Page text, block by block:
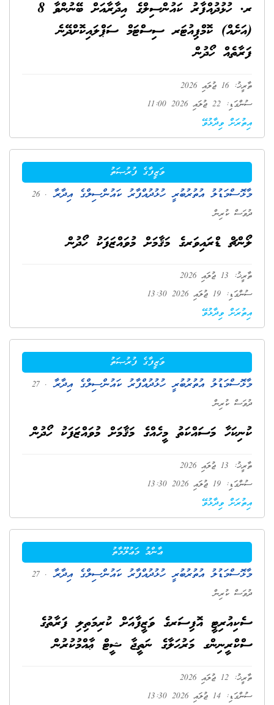
ރ. ހުޅުދުއްފާރު ކައުންސިލްގެ އިދާރާއަށް ބޭނުންވާ 8
(އަށެއް) ކޮމްޕިއުޓަރ ސިސްޓަމް ސަޕްލައިކޮށްދޭނެ
ފަރާތެއް ހޯދުން
ތާރީޚު: 16 ޖުލައި 2026
ސުންގަޑި: 22 ޖުލައި 2026 11:00
އިތުރަށް ވިދާޅުވޭ
ވަޒީފާގެ ފުރުޞަތު
މާޅޮސްމަޑުލު އުތުރުބުރީ ހުޅުދުއްފާރު ކައުންސިލްގެ އިދާރާ
. 26
ދުވަސް ކުރިން
ލޯންޗް ޑްރައިވަރގެ މަޤާމަށް މުވައްޒަފަކު ހޯދުން
ތާރީޚު: 13 ޖުލައި 2026
ސުންގަޑި: 19 ޖުލައި 2026 13:30
އިތުރަށް ވިދާޅުވޭ
ވަޒީފާގެ ފުރުޞަތު
މާޅޮސްމަޑުލު އުތުރުބުރީ ހުޅުދުއްފާރު ކައުންސިލްގެ އިދާރާ
. 27
ދުވަސް ކުރިން
ކުނިކަހާ މަސައްކަތު މީހެއްގެ މަޤާމަށް މުވައްޒަފަކު ހޯދުން
ތާރީޚު: 13 ޖުލައި 2026
ސުންގަޑި: 19 ޖުލައި 2026 13:30
އިތުރަށް ވިދާޅުވޭ
ޢާންމު މަޢުލޫމާތު
މާޅޮސްމަޑުލު އުތުރުބުރީ ހުޅުދުއްފާރު ކައުންސިލްގެ އިދާރާ
. 27
ދުވަސް ކުރިން
ސެކިއުރިޓީ އޮފިސަރގެ ވަޒީފާއަށް ކުރިމަތިލި ފަރާތުގެ
ސްކްރީނިންގ މަރުޙަލާގެ ނަތީޖާ ޝީޓް ޢާއްމުކުރުން
ތާރީޚު: 12 ޖުލައި 2026
ސުންގަޑި: 14 ޖުލައި 2026 13:30